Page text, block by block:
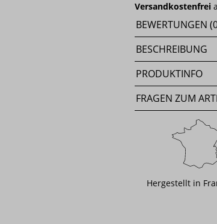
Versandkostenfrei
BEWERTUNGEN
BESCHREIBUNG
PRODUKTINFO
FRAGEN ZUM
Hergestellt in